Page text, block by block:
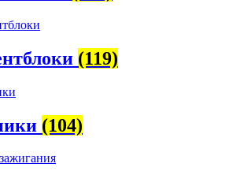
(119)
(104)